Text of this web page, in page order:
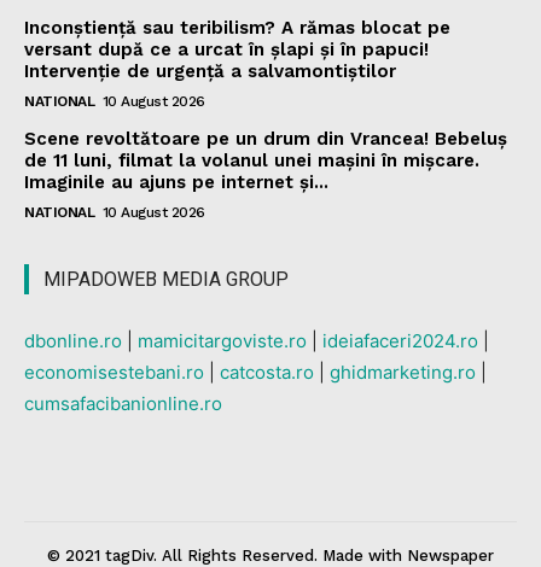
Inconștiență sau teribilism? A rămas blocat pe
versant după ce a urcat în șlapi și în papuci!
Intervenție de urgență a salvamontiștilor
NATIONAL 10 August 2026
Scene revoltătoare pe un drum din Vrancea! Bebeluș
de 11 luni, filmat la volanul unei mașini în mișcare.
Imaginile au ajuns pe internet și...
NATIONAL 10 August 2026
MIPADOWEB MEDIA GROUP
dbonline.ro mamicitargoviste.ro ideiafaceri2024.ro
economisestebani.ro
catcosta.ro ghidmarketing.ro
cumsafacibanionline.ro
© 2021 tagDiv. All Rights Reserved. Made with Newspaper